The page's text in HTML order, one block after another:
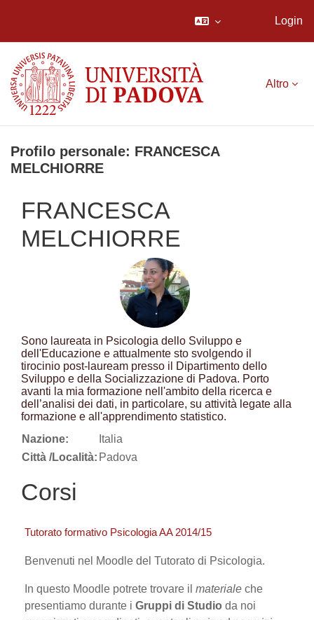
Login
Altro
Profilo personale: FRANCESCA
MELCHIORRE
FRANCESCA
MELCHIORRE
Sono laureata in Psicologia dello Sviluppo e
dell'Educazione e attualmente sto svolgendo il
tirocinio post-lauream presso il Dipartimento dello
Sviluppo e della Socializzazione di Padova. Porto
avanti la mia formazione nell'ambito della ricerca e
dell’analisi dei dati, in particolare, su attività legate alla
formazione e all'apprendimento statistico.
Nazione:
Italia
Città /Località: Padova
Corsi
Tutorato formativo Psicologia AA 2014/15
Benvenuti nel Moodle del Tutorato di Psicologia.
In questo Moodle potrete trovare il materiale che
presentiamo durante i Gruppi di Studio da noi